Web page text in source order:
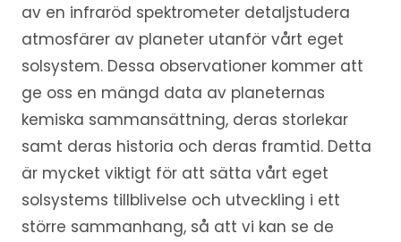
av en infraröd spektrometer detaljstudera
atmosfärer av planeter utanför vårt eget
solsystem. Dessa observationer kommer att
ge oss en mängd data av planeternas
kemiska sammansättning, deras storlekar
samt deras historia och deras framtid. Detta
är mycket viktigt för att sätta vårt eget
solsystems tillblivelse och utveckling i ett
större sammanhang, så att vi kan se de